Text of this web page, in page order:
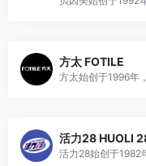
方太 FOTILE
活力28 HUOLI